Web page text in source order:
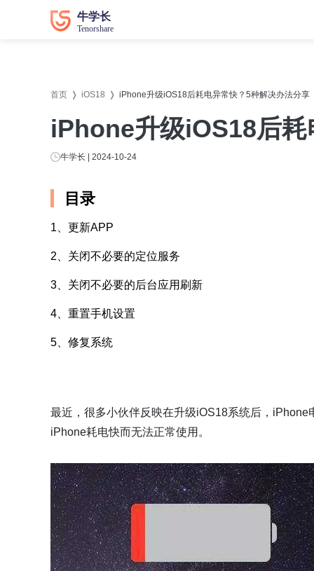
牛学长苹果数据恢复工具
牛学长安卓数据恢复工具
牛学长Windows数据恢复工具
牛学长
牛学长
首页 iOS18 iPhone升级iOS18后耗电异常快？5种解决办法分享
iPhone升级iOS18后
牛学长 | 2024-10-24
目录
1、更新APP
2、关闭不必要的定位服务
3、关闭不必要的后台应用刷新
4、重置手机设置
5、修复系统
最近，很多小伙伴反映在升级iOS18系统后，
iPhone耗电快而无法正常使用。